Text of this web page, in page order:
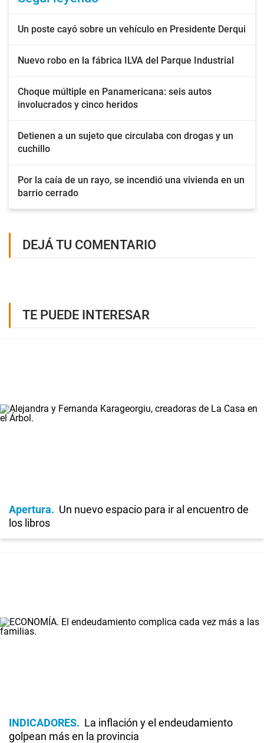
Un poste cayó sobre un vehículo en Presidente Derqui
Nuevo robo en la fábrica ILVA del Parque Industrial
Choque múltiple en Panamericana: seis autos
involucrados y cinco heridos
Detienen a un sujeto que circulaba con drogas y un
cuchillo
Por la caía de un rayo, se incendió una vivienda en un
barrio cerrado
DEJÁ TU COMENTARIO
TE PUEDE INTERESAR
Apertura
Un nuevo espacio para ir al encuentro de
los libros
INDICADORES
La inflación y el endeudamiento
golpean más en la provincia